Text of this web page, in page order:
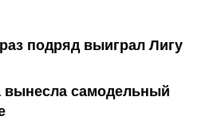
подряд выиграл Лигу
самодельный